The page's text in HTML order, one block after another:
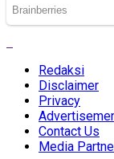
Redaksi
Disclaimer
Privacy
Contact Us
Media